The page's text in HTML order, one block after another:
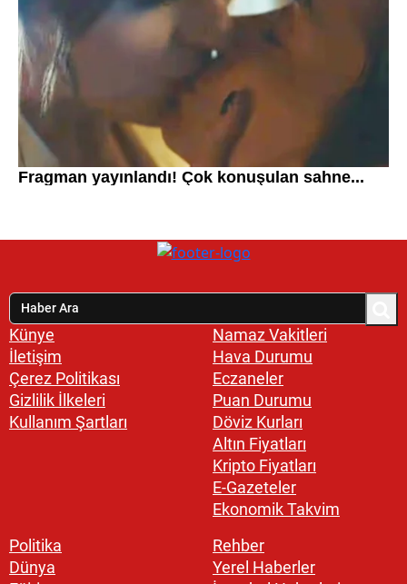
Künye
İletişim
Çerez Politikası
Gizlilik İlkeleri
Kullanım Şartları
Namaz Vakitleri
Hava Durumu
Eczaneler
Puan Durumu
Döviz Kurları
Altın Fiyatları
Kripto Fiyatları
E-Gazeteler
Ekonomik Takvim
Politika
Dünya
Rehber
Yerel Haberler